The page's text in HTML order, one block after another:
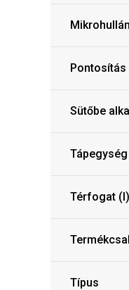
Pontosítás
Sütőbe
Térfogat (l)
Típus